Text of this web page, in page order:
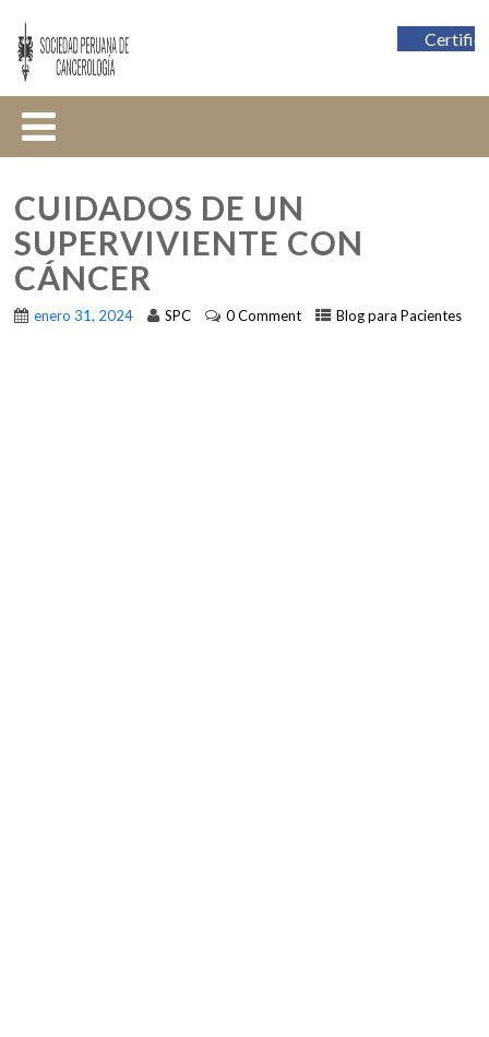
CUIDADOS DE UN
SUPERVIVIENTE CON
CÁNCER
enero 31, 2024 SPC 0 Comment Blog para Pacientes